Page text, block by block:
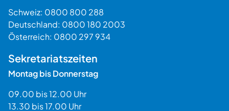
Schweiz: 0800 800 288
Deutschland: 0800 180 2003
Österreich: 0800 297 934
Sekretariatszeiten
Montag bis Donnerstag
09.00 bis 12.00 Uhr
13.30 bis 17.00 Uhr